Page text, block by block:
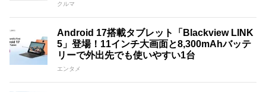
クルマ
Android 17搭載タブレット「Blackview LINK
5」登場！11インチ大画面と8,300mAhバッテ
リーで外出先でも使いやすい1台
エンタメ